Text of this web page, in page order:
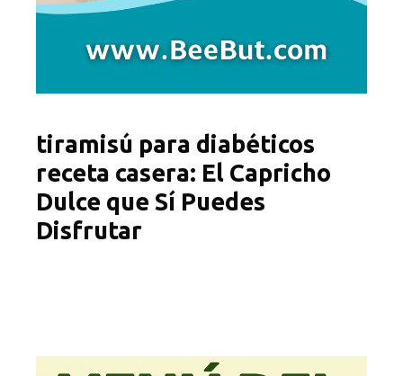
tiramisú para diabéticos
receta casera: El Capricho
Dulce que Sí Puedes
Disfrutar